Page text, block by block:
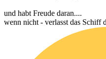
und habt Freude daran....
wenn nicht - verlasst das Schiff